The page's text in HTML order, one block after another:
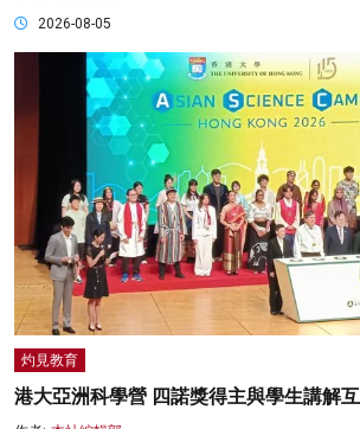
2026-08-05
灼見教育
港大亞洲科學營 四諾獎得主與學生講解